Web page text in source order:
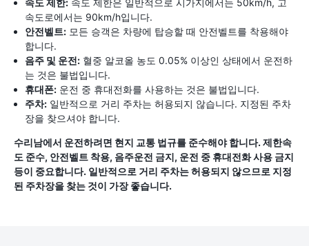
속도 제한: 속도 제한은 일반적으로 시가지에서는 50km/h, 고
속도로에서는 90km/h입니다.
안전벨트: 모든 승객은 차량에 탑승할 때 안전벨트를 착용해야
합니다.
음주 및 운전: 혈중 알코올 농도 0.05% 이상인 상태에서 운전하
는 것은 불법입니다.
휴대폰: 운전 중 휴대전화를 사용하는 것은 불법입니다.
주차: 일반적으로 거리 주차는 허용되지 않습니다. 지정된 주차
장을 찾으셔야 합니다.
수리남에서 운전하려면 현지 교통 법규를 준수해야 합니다. 제한속
도 준수, 안전벨트 착용, 음주운전 금지, 운전 중 휴대전화 사용 금지
등이 중요합니다. 일반적으로 거리 주차는 허용되지 않으므로 지정
된 주차장을 찾는 것이 가장 좋습니다.